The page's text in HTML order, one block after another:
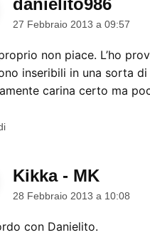
danielito986dice:
27 Febbraio 2013 a 09:57
non piace. L’ho
inseribili in una sorta di
carina certo ma
Kikka - MKdice:
28 Febbraio 2013 a 10:08
con Danielito.